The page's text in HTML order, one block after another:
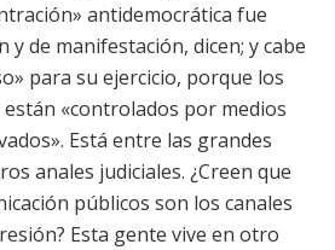
antidemocrática fue
y de manifestación, dicen; y cabe
para su ejercicio, porque los
«controlados por medios
Está entre las grandes
anales judiciales. ¿Creen que
públicos son los canales
Esta gente vive en otro